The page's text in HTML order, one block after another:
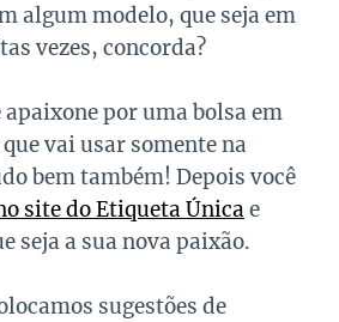
algum modelo, que seja em
vezes, concorda?
apaixone por uma bolsa em
vai usar somente na
bem também! Depois você
site do Etiqueta Única e
seja a sua nova paixão.
sugestões de